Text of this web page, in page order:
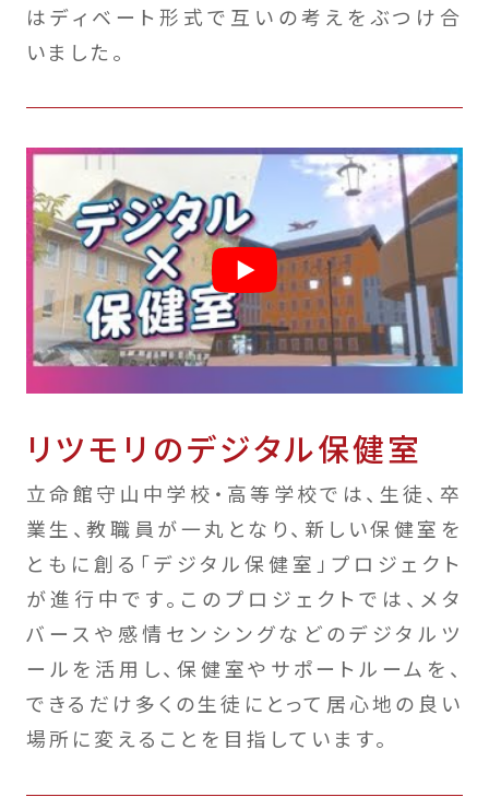
はディベート形式で互いの考えをぶつけ合
いました。
リツモリのデジタル保健室
立命館守山中学校・高等学校では、生徒、卒
業生、教職員が一丸となり、新しい保健室を
ともに創る「デジタル保健室」プロジェクト
が進行中です。このプロジェクトでは、メタ
バースや感情センシングなどのデジタルツ
ールを活用し、保健室やサポートルームを、
できるだけ多くの生徒にとって居心地の良い
場所に変えることを目指しています。